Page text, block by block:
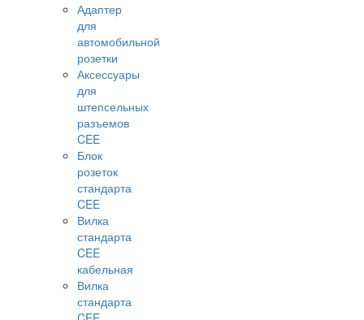
Адаптер
для
автомобильной
розетки
Аксессуары
для
штепсельных
разъемов
CEE
Блок
розеток
стандарта
CEE
Вилка
стандарта
CEE
кабельная
Вилка
стандарта